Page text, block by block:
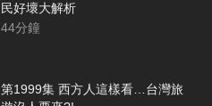
民好壞大解析
44分鐘
第1999集 西方人這樣看…台灣旅